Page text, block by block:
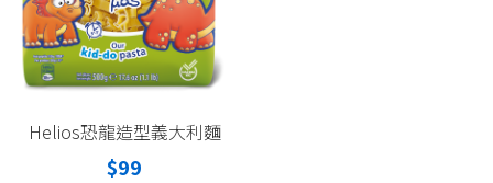
Helios恐龍造型義大利麵
$99